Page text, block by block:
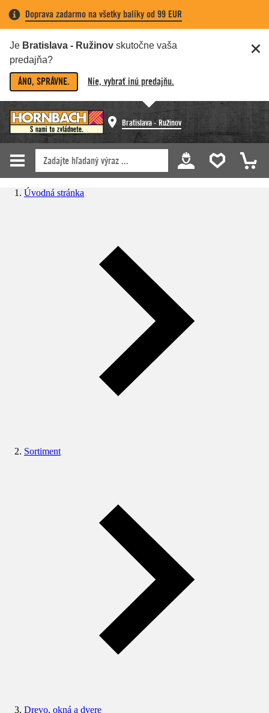
Doprava zadarmo na všetky balíky od 99 EUR
Je Bratislava - Ružinov skutočne vaša
predajňa?
ÁNO, SPRÁVNE. Nie, vybrať inú predajňu.
Bratislava - Ružinov
Úvodná stránka
Sortiment
Drevo, okná a dvere